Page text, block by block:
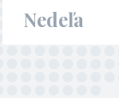
Nedeľa